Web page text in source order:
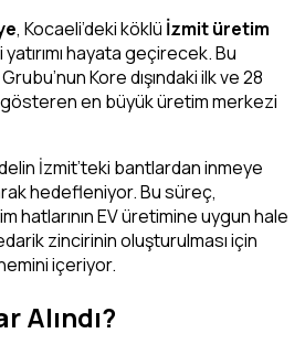
, Kocaeli’deki köklü İzmit üretim
hayata geçirecek. Bu
Kore dışındaki ilk ve 28
gösteren en büyük üretim merkezi
İzmit’teki bantlardan inmeye
hedefleniyor. Bu süreç,
hatlarının EV üretimine uygun hale
zincirinin oluşturulması için
içeriyor.
Alındı?